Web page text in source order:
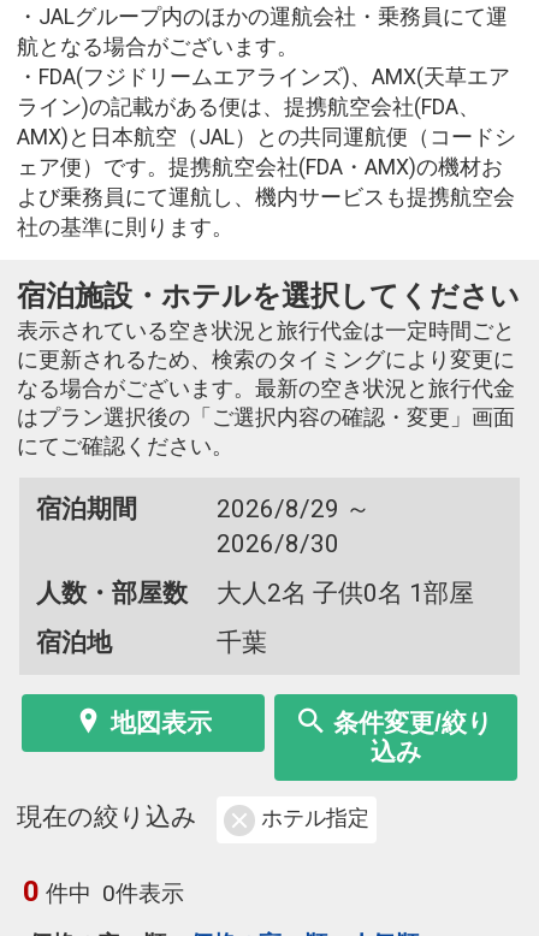
・JALグループ内のほかの運航会社・乗務員にて運
航となる場合がございます。
・FDA(フジドリームエアラインズ)、AMX(天草エア
ライン)の記載がある便は、提携航空会社(FDA、
AMX)と日本航空（JAL）との共同運航便（コードシ
ェア便）です。提携航空会社(FDA・AMX)の機材お
よび乗務員にて運航し、機内サービスも提携航空会
社の基準に則ります。
宿泊施設・ホテルを選択してください
表示されている空き状況と旅行代金は一定時間ごと
に更新されるため、検索のタイミングにより変更に
なる場合がございます。最新の空き状況と旅行代金
はプラン選択後の「ご選択内容の確認・変更」画面
にてご確認ください。
宿泊期間
2026/8/29 ～
2026/8/30
人数・部屋数
大人2名 子供0名 1部屋
宿泊地
千葉
地図表示
条件変更/絞り
込み
現在の絞り込み ホテル指定
0 件中 0件表示